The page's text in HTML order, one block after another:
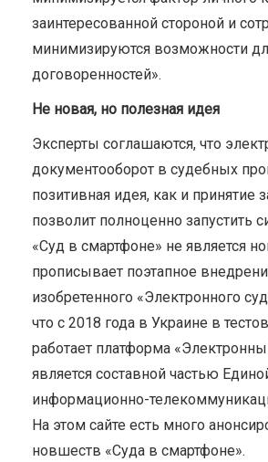
заинтересованной стороной и
минимизируются возможности
договоренностей».
Не новая, но полезная идея
Эксперты соглашаются, что
документооборот в судебных
позитивная идея, как и принятие
позволит полноценно запустить
«Суд в смартфоне» не является
прописывает поэтапное
изобретенного «Электронного
что с 2018 года в Украине в
работает платформа
является составной частью
информационно-
На этом сайте есть много
новшеств «Суда в смартфоне».